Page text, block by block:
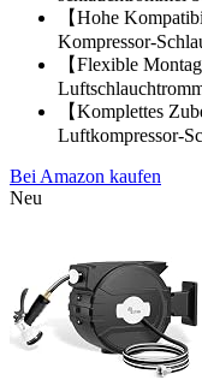
【Hohe
Kompressor-
【Flexible
【Komplettes
Luftkompressor-
Bei Amazon kaufen
Neu